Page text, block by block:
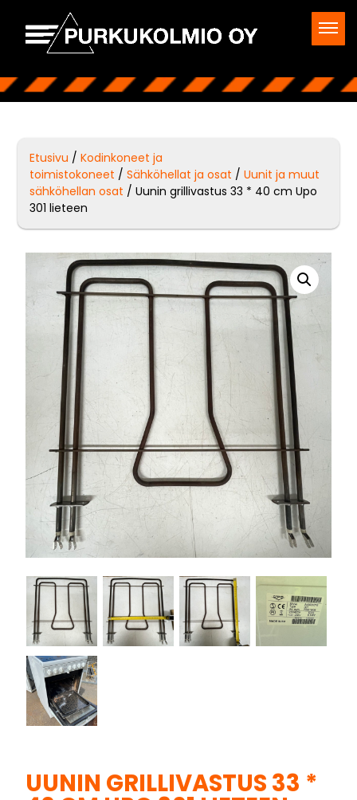
Etusivu /Kodinkoneet ja
toimistokoneet /Sähköhellat ja osat /Uunit ja muut
sähköhellan osat / Uunin grillivastus 33 * 40 cm Upo
301 lieteen
UUNIN GRILLIVASTUS 33 *